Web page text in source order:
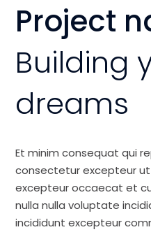
Project
Building
dreams
Et minim consequat qui
consectetur excepteur
excepteur occaecat et
nulla nulla voluptate
incididunt excepteur